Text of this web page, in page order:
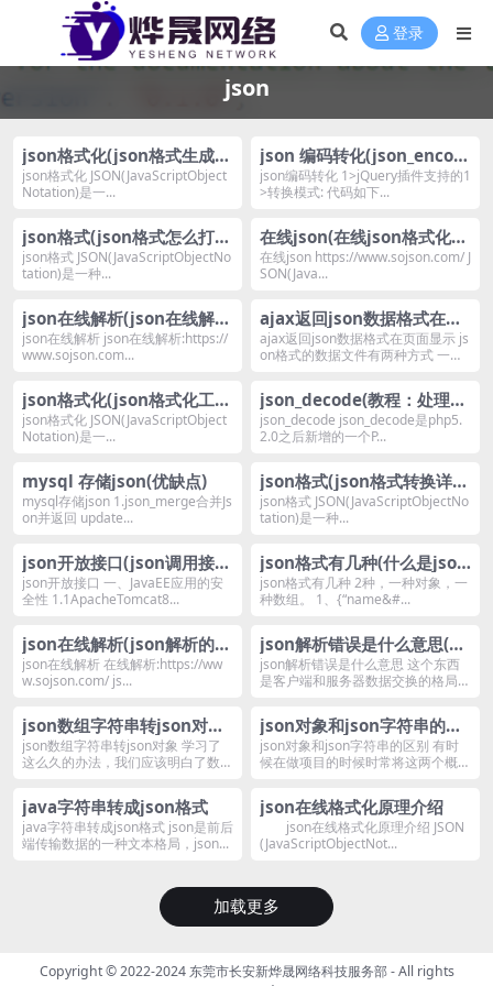
登录
json
json格式化(json格式生成
器)
json格式化 JSON(JavaScriptObject
Notation)是一...
json 编码转化(json_encod
e中文变编码)
json编码转化 1>jQuery插件支持的1
>转换模式: 代码如下...
json格式(json格式怎么打
开)
json格式 JSON(JavaScriptObjectNo
tation)是一种...
在线json(在线json格式化工
具推荐)
在线json https://www.sojson.com/ J
SON(Java...
json在线解析(json在线解析
工具)
json在线解析 json在线解析:https://
www.sojson.com...
ajax返回json数据格式在页
面显示
ajax返回json数据格式在页面显示 js
on格式的数据文件有两种方式 一种
json格式化(json格式化工具
有哪些)
json格式化 JSON(JavaScriptObject
Notation)是一...
json_decode(教程：处理数
据并输出)
json_decode json_decode是php5.
2.0之后新增的一个P...
mysql 存储json(优缺点)
mysql存储json 1.json_merge合并Js
on并返回 update...
json格式(json格式转换详
解)
json格式 JSON(JavaScriptObjectNo
tation)是一种...
json开放接口(json调用接口
例子代码)
json开放接口 一、JavaEE应用的安
全性 1.1ApacheTomcat8...
json格式有几种(什么是json
格式)
json格式有几种 2种，一种对象，一
种数组。 1、{“name&#...
json在线解析(json解析的几
种方式介绍)
json在线解析 在线解析:https://ww
w.sojson.com/ js...
json解析错误是什么意思(解
决方法)
json解析错误是什么意思 这个东西
是客户端和服务器数据交换的格局，
json数组字符串转json对象
(方法详解)
json数组字符串转json对象 学习了
这么久的办法，我们应该明白了数据
json对象和json字符串的区
别
json对象和json字符串的区别 有时
候在做项目的时候时常将这两个概念
java字符串转成json格式
java字符串转成json格式 json是前后
端传输数据的一种文本格局，json...
json在线格式化原理介绍
json在线格式化原理介绍 JSON
(JavaScriptObjectNot...
加载更多
Copyright © 2022-2024 东莞市长安新烨晟网络科技服务部- All rights